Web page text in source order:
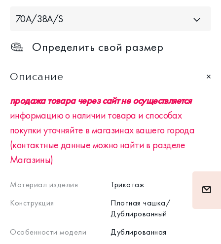
70A/38A/S
Определить свой размер
Описание
продажа товара через сайт не осуществляется
информацию о наличии товара и способах
покупки уточняйте в магазинах вашего города
(контактные данные можно найти в разделе
Магазины)
Материал изделия
Трикотаж
Конструкция
Плотная чашка/
Дублированный
Особенности модели
Дублированная